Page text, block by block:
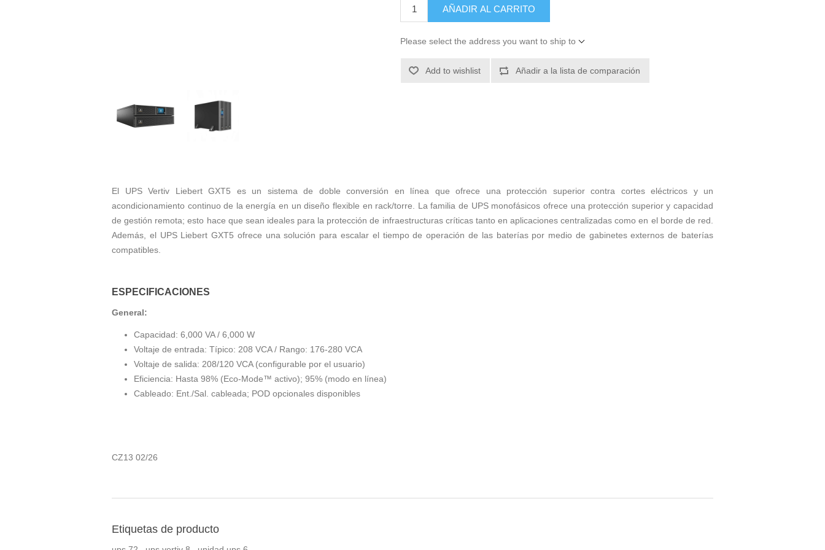
AÑADIR AL CARRITO
Please select the address you want to ship to
Add to wishlist Añadir a la lista de comparación
El UPS Vertiv Liebert GXT5 es un sistema de doble conversión en línea que ofrece una protección superior contra cortes eléctricos y un
acondicionamiento continuo de la energía en un diseño flexible en rack/torre. La familia de UPS monofásicos ofrece una protección superior y capacidad
de gestión remota; esto hace que sean ideales para la protección de infraestructuras críticas tanto en aplicaciones centralizadas como en el borde de red.
Además, el UPS Liebert GXT5 ofrece una solución para escalar el tiempo de operación de las baterías por medio de gabinetes externos de baterías
compatibles.
ESPECIFICACIONES
General:
Capacidad: 6,000 VA / 6,000 W
Voltaje de entrada: Típico: 208 VCA / Rango: 176-280 VCA
Voltaje de salida: 208/120 VCA (configurable por el usuario)
Eficiencia: Hasta 98% (Eco-Mode™ activo); 95% (modo en línea)
Cableado: Ent./Sal. cableada; POD opcionales disponibles
CZ13 02/26
Etiquetas de producto